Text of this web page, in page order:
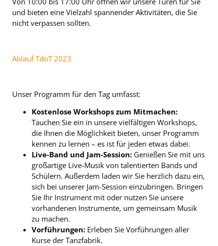
und bieten eine Vielzahl spannender Aktivitäten, die Sie
nicht verpassen sollten.
Ablauf TdoT 2023
Unser Programm für den Tag umfasst:
Kostenlose Workshops zum Mitmachen:
Tauchen Sie ein in unsere vielfältigen Workshops,
die Ihnen die Möglichkeit bieten, unser Programm
kennen zu lernen – es ist für jeden etwas dabei.
Live-Band und Jam-Session: Genießen Sie mit uns
großartige Live-Musik von talentierten Bands und
Schülern. Außerdem laden wir Sie herzlich dazu ein,
sich bei unserer Jam-Session einzubringen. Bringen
Sie Ihr Instrument mit oder nutzen Sie unsere
vorhandenen Instrumente, um gemeinsam Musik
zu machen.
Vorführungen: Erleben Sie Vorführungen aller
Kurse der Tanzfabrik.